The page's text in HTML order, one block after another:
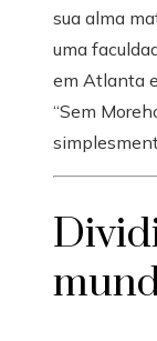
sua alma
uma
em Atlanta
“Sem